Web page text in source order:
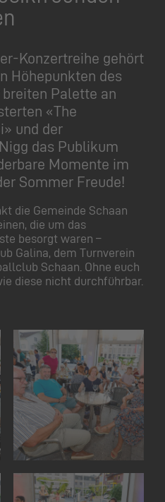
Konzertreihe gehört
Höhepunkten des
Palette an
«The
und der
das Publikum
Momente im
Sommer Freude!
die Gemeinde Schaan
die um das
besorgt waren –
Galina, dem Turnverein
Schaan. Ohne euch
diese nicht durchführbar.